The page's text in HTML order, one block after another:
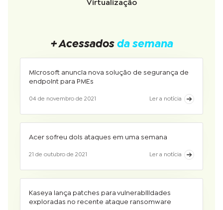
Virtualização
+ Acessados da semana
Microsoft anuncia nova solução de segurança de
endpoint para PMEs
04 de novembro de 2021 Ler a notícia
Acer sofreu dois ataques em uma semana
21 de outubro de 2021 Ler a notícia
Kaseya lança patches para vulnerabilidades
exploradas no recente ataque ransomware